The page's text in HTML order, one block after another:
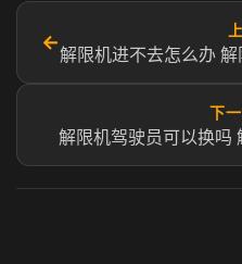
←
解限机进不去怎么办
下
解限机驾驶员可以换吗